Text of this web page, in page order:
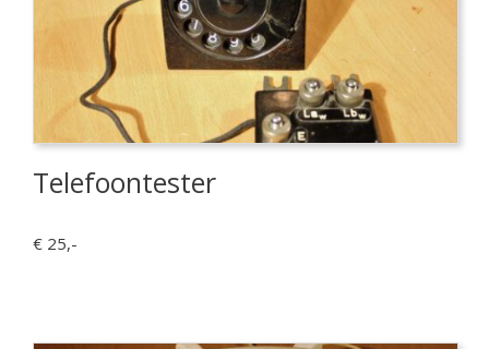
Telefoontester
€ 25,-